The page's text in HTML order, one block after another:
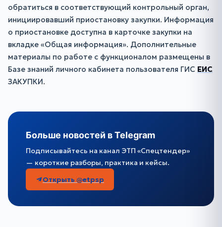
обратиться в соответствующий контрольный орган,
инициировавший приостановку закупки. Информация
о приостановке доступна в карточке закупки на
вкладке «Общая информация». Дополнительные
материалы по работе с функционалом размещены в
Базе знаний личного кабинета пользователя ГИС ЕИС
ЗАКУПКИ.
Больше новостей в Telegram
Подписывайтесь на канал ЭТП «Спецтендер»
— короткие разборы, практика и кейсы.
Открыть @etpsp